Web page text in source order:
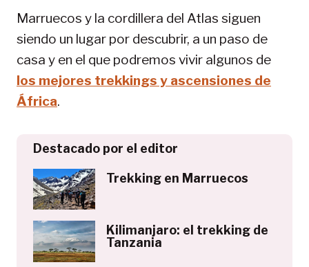
Marruecos y la cordillera del Atlas siguen
siendo un lugar por descubrir, a un paso de
casa y en el que podremos vivir algunos de
los mejores trekkings y ascensiones de
África.
Destacado por el editor
Trekking en Marruecos
Kilimanjaro: el trekking de
Tanzania